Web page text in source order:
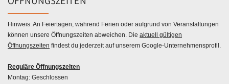
ÖFFNUNGSZEITEN
Hinweis: An Feiertagen, während Ferien oder aufgrund von Veranstaltungen
können unsere Öffnungszeiten abweichen. Die aktuell gültigen
Öffnungszeiten findest du jederzeit auf unserem Google-Unternehmensprofil.
Reguläre Öffnungszeiten
Montag: Geschlossen